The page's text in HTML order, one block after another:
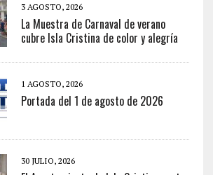
3 AGOSTO, 2026
La Muestra de Carnaval de verano
cubre Isla Cristina de color y alegría
1 AGOSTO, 2026
Portada del 1 de agosto de 2026
30 JULIO, 2026